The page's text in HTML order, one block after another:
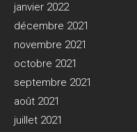
janvier 2022
décembre 2021
novembre 2021
octobre 2021
septembre 2021
août 2021
juillet 2021